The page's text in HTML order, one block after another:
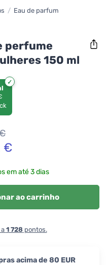
/ Eau de parfum
perfume
150 ml
€
em até 3 dias
ao carrinho
1 728pontos.
acima de 80 EUR